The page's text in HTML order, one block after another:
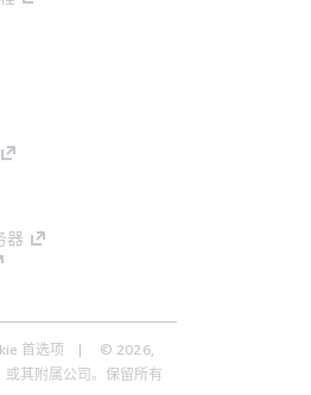
器
首选项
© 2026,
其附属公司。保留所有